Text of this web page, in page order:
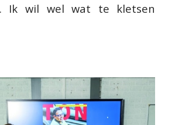
Ik wil wel wat te kletsen